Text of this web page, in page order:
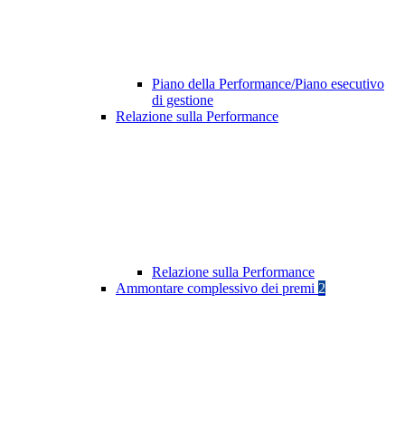
Piano della Performance/Piano esecutivo
di gestione
Relazione sulla Performance
Relazione sulla Performance
Ammontare complessivo dei premi 2